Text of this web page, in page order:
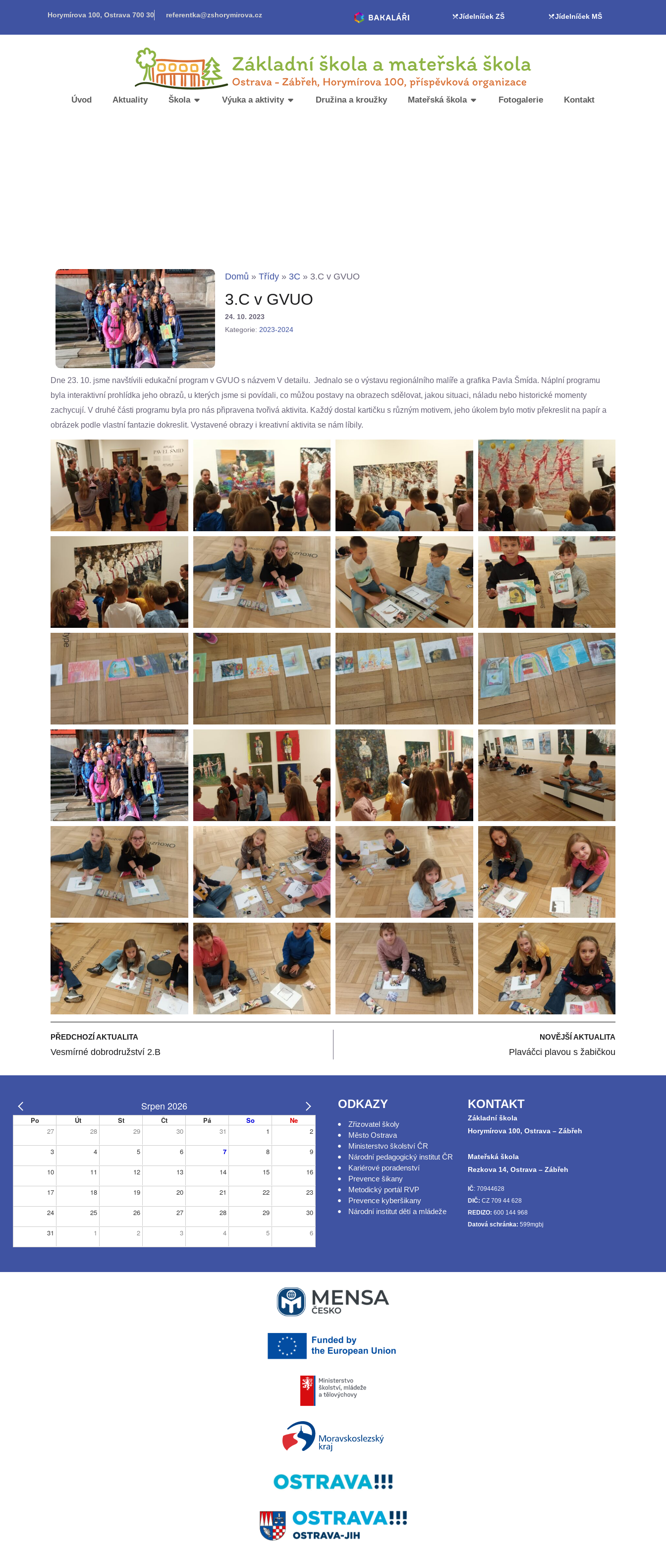
Horymírova 100, Ostrava 700 30 referentka@zshorymirova.cz Jídelníček ZŠ Jídelníček MŠ
Úvod Aktuality Škola Výuka a aktivity Družina a kroužky Mateřská škola Fotogalerie Kontakt
Domů » Třídy » 3C » 3.C v GVUO
3.C v GVUO
24. 10. 2023
Kategorie: 2023-2024
Dne 23. 10. jsme navštívili edukační program v GVUO s názvem V detailu. Jednalo se o výstavu regionálního malíře a grafika Pavla Šmída. Náplní programu
byla interaktivní prohlídka jeho obrazů, u kterých jsme si povídali, co můžou postavy na obrazech sdělovat, jakou situaci, náladu nebo historické momenty
zachycují. V druhé části programu byla pro nás připravena tvořivá aktivita. Každý dostal kartičku s různým motivem, jeho úkolem bylo motiv překreslit na papír a
obrázek podle vlastní fantazie dokreslit. Vystavené obrazy i kreativní aktivita se nám líbily.
PŘEDCHOZÍ AKTUALITA
Vesmírné dobrodružství 2.B
NOVĚJŠÍ AKTUALITA
Plaváčci plavou s žabičkou
Srpen 2026
Po Út St Čt Pá So
Ne
27
28 29 30 31 1 2
3 4 5 6 7 8 9
10 11 12 13 14 15 16
17 18 19 20 21 22 23
24 25 26 27 28 29 30
31 1 2 3 4 5 6
ODKAZY
Zřizovatel školy
Město Ostrava
Ministerstvo školství ČR
Národní pedagogický institut ČR
Kariérové poradenství
Prevence šikany
Metodický portál RVP
Prevence kyberšikany
Národní institut dětí a mládeže
KONTAKT
Základní škola
Horymírova 100, Ostrava – Zábřeh
Mateřská škola
Rezkova 14, Ostrava – Zábřeh
IČ: 70944628
DIČ: CZ 709 44 628
REDIZO: 600 144 968
Datová schránka: 599mgbj